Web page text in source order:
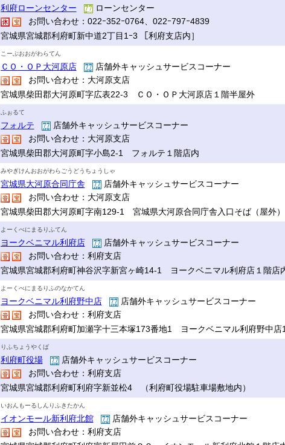
利府ローンセンター
ローンセンター
お問い合わせ：022ｰ352ｰ0764、022ｰ797ｰ4839
宮城県宮城郡利府町新中道2丁目1ｰ3 ［利府支店内］
こーぷおおがわらてん
ＣＯ・ＯＰ大河原店
店舗外キャッシュサービスコーナー
お問い合わせ：大河原支店
宮城県柴田郡大河原町字広表22-3 ＣＯ・ＯＰ大河原店１階半屋外
ふぉるて
フォルテ
店舗外キャッシュサービスコーナー
お問い合わせ：大河原支店
宮城県柴田郡大河原町字小島2-1 フォルテ１階店内
みやぎけんおおがわらごうどうちょうしゃ
宮城県大河原合同庁舎
店舗外キャッシュサービスコーナー
お問い合わせ：大河原支店
宮城県柴田郡大河原町字南129-1 宮城県大河原合同庁舎入口そば（屋外）
よーくべにまるりふてん
ヨークベニマル利府店
店舗外キャッシュサービスコーナー
お問い合わせ：利府支店
宮城県宮城郡利府町神谷沢字新宮ヶ崎14-1 ヨークベニマル利府店１階店
よーくべにまるりふのなかてん
ヨークベニマル利府野中店
店舗外キャッシュサービスコーナー
お問い合わせ：利府支店
宮城県宮城郡利府町加瀬字十三本塚173番地1 ヨークベニマル利府野中店
りふちょうやくば
利府町役場
店舗外キャッシュサービスコーナー
お問い合わせ：利府支店
宮城県宮城郡利府町利府字新並松4 （利府町役場駐車場敷地内）
いおんもーるしんりふきたかん
イオンモール新利府北館
店舗外キャッシュサービスコーナー
お問い合わせ：利府支店